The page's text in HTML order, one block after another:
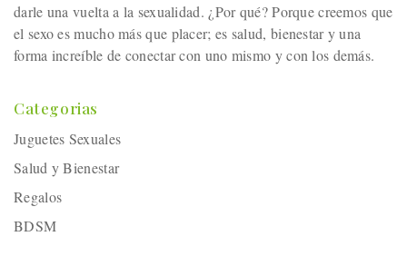
darle una vuelta a la sexualidad. ¿Por qué? Porque creemos que
el sexo es mucho más que placer; es salud, bienestar y una
forma increíble de conectar con uno mismo y con los demás.
Categorias
Juguetes Sexuales
Salud y Bienestar
Regalos
BDSM